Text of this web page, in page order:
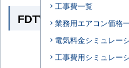
FDTV566H5SA-
メーカー
三菱重
シリーズ
ハイパ
工事費一覧
業務用エアコン価格
電気料金シミュレー
工事費用シミュレー